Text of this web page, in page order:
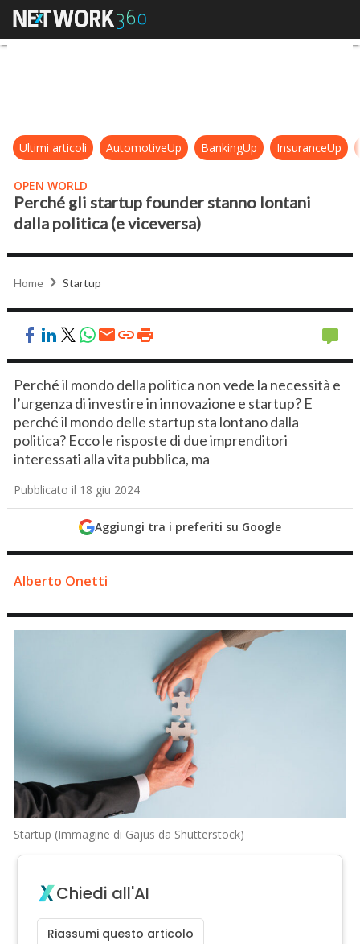
Perché gli startup founder stanno
Ultimi articoli AutomotiveUp BankingUp InsuranceUp
OPEN WORLD
Perché gli startup founder stanno lontani
dalla politica (e viceversa)
Home Startup
Perché il mondo della politica non vede la necessità e
l’urgenza di investire in innovazione e startup? E
perché il mondo delle startup sta lontano dalla
politica? Ecco le risposte di due imprenditori
interessati alla vita pubblica, ma
Pubblicato il 18 giu 2024
Aggiungi tra i preferiti su Google
Alberto Onetti
Startup (Immagine di Gajus da Shutterstock)
Chiedi all'AI
Riassumi questo articolo